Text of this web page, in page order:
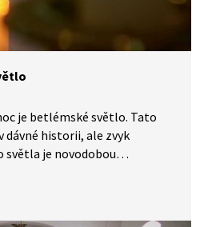
je betlémské světlo. Tato
dávné historii, ale zvyk
světla je novodobou